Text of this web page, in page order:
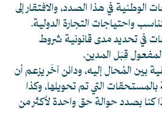
الوطنية في هذا الصدد، والافتقار إلى
واحتياجات التجارة الدولية.
في تحديد مدى قانونية شروط
المفعول قِبَل المدين.
بين المُحال إليه، ودائن آخَر يزعم أن
التي تم تحويلها، وكذا
كنا بصدد حوالة حق واحدة لأكثر من